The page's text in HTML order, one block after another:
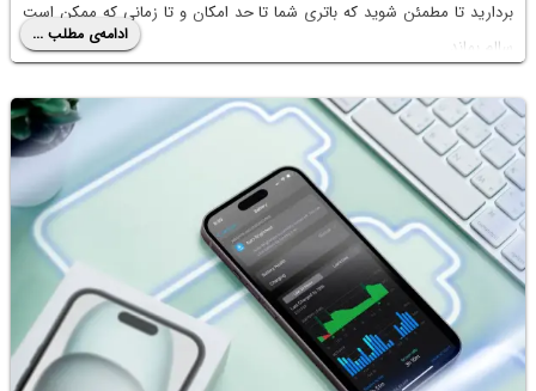
بردارید تا مطمئن شوید که باتری شما تا حد امکان و تا زمانی که ممکن است
سالم بماند.
وضعیت آورده شده است.
ادامه‌ی مطلب ...